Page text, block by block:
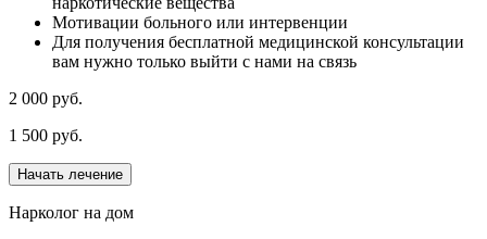
Мотивации больного или интервенции
Для получения бесплатной медицинской консультации
вам нужно только выйти с нами на связь
2 000 руб.
1 500 руб.
Начать лечение
Нарколог на дом